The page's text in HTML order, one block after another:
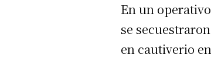
En un
se
en cautiverio